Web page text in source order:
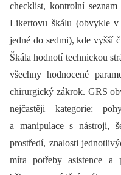
checklist, kontrolní
Likertovu škálu (obvykle
jedné do sedmi), kde vyšší
Škála hodnotí technickou
všechny hodnocené
chirurgický zákrok. GRS
nejčastěji kategorie:
a manipulace s nástroji,
prostředí, znalosti
míra potřeby asistence a